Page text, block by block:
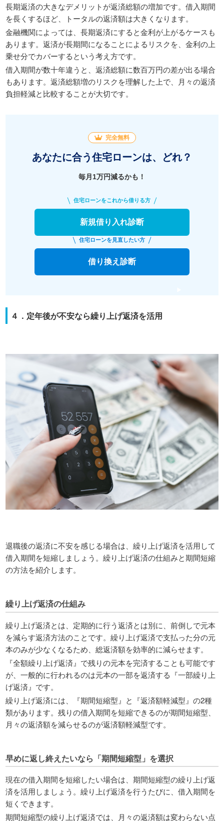
長期返済の大きなデメリットが返済総額の増加です。借入期間
を長くするほど、トータルの返済額は大きくなります。
金融機関によっては、長期返済にすると金利が上がるケースも
あります。返済が長期間になることによるリスクを、金利の上
乗せ分でカバーするという考え方です。
借入期間が数十年違うと、返済総額に数百万円の差が出る場合
もあります。返済総額増のリスクを理解した上で、月々の返済
負担軽減と比較することが大切です。
完全無料
あなたに合う住宅ローンは、どれ？
毎月1万円減るかも！
住宅ローンをこれから借りる方
新規借り入れ診断
住宅ローンを見直したい方
借り換え診断
４．定年後が不安なら繰り上げ返済を活用
退職後の返済に不安を感じる場合は、繰り上げ返済を活用して
借入期間を短縮しましょう。繰り上げ返済の仕組みと期間短縮
の方法を紹介します。
繰り上げ返済の仕組み
繰り上げ返済とは、定期的に行う返済とは別に、前倒しで元本
を減らす返済方法のことです。繰り上げ返済で支払った分の元
本のみが少なくなるため、総返済額を効率的に減らせます。
『全額繰り上げ返済』で残りの元本を完済することも可能です
が、一般的に行われるのは元本の一部を返済する『一部繰り上
げ返済』です。
繰り上げ返済には、『期間短縮型』と『返済額軽減型』の2種
類があります。残りの借入期間を短縮できるのが期間短縮型、
月々の返済額を減らせるのが返済額軽減型です。
早めに返し終えたいなら「期間短縮型」を選択
現在の借入期間を短縮したい場合は、期間短縮型の繰り上げ返
済を活用しましょう。繰り上げ返済を行うたびに、借入期間を
短くできます。
期間短縮型の繰り上げ返済では、月々の返済額は変わらない点